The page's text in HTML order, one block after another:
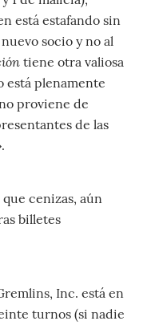
está estafando sin
socio y no al
tiene otra valiosa
está plenamente
proviene de
de las
cenizas, aún
billetes
Inc. está en
turnos (si nadie